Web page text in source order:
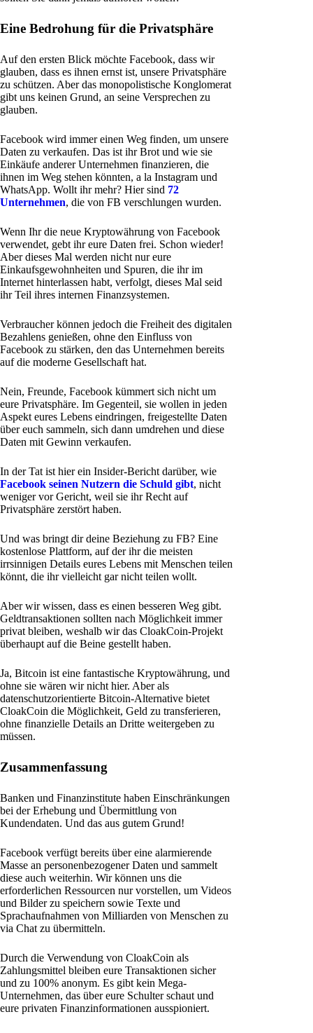
Eine Bedrohung für die Privatsphäre
Auf den ersten Blick möchte Facebook, dass wir
glauben, dass es ihnen ernst ist, unsere Privatsphäre
zu schützen. Aber das monopolistische Konglomerat
gibt uns keinen Grund, an seine Versprechen zu
glauben.
Facebook wird immer einen Weg finden, um unsere
Daten zu verkaufen. Das ist ihr Brot und wie sie
Einkäufe anderer Unternehmen finanzieren, die
ihnen im Weg stehen könnten, a la Instagram und
WhatsApp. Wollt ihr mehr? Hier sind 72
Unternehmen, die von FB verschlungen wurden.
Wenn Ihr die neue Kryptowährung von Facebook
verwendet, gebt ihr eure Daten frei. Schon wieder!
Aber dieses Mal werden nicht nur eure
Einkaufsgewohnheiten und Spuren, die ihr im
Internet hinterlassen habt, verfolgt, dieses Mal seid
ihr Teil ihres internen Finanzsystemen.
Verbraucher können jedoch die Freiheit des digitalen
Bezahlens genießen, ohne den Einfluss von
Facebook zu stärken, den das Unternehmen bereits
auf die moderne Gesellschaft hat.
Nein, Freunde, Facebook kümmert sich nicht um
eure Privatsphäre. Im Gegenteil, sie wollen in jeden
Aspekt eures Lebens eindringen, freigestellte Daten
über euch sammeln, sich dann umdrehen und diese
Daten mit Gewinn verkaufen.
In der Tat ist hier ein Insider-Bericht darüber, wie
Facebook seinen Nutzern die Schuld gibt, nicht
weniger vor Gericht, weil sie ihr Recht auf
Privatsphäre zerstört haben.
Und was bringt dir deine Beziehung zu FB? Eine
kostenlose Plattform, auf der ihr die meisten
irrsinnigen Details eures Lebens mit Menschen teilen
könnt, die ihr vielleicht gar nicht teilen wollt.
Aber wir wissen, dass es einen besseren Weg gibt.
Geldtransaktionen sollten nach Möglichkeit immer
privat bleiben, weshalb wir das CloakCoin-Projekt
überhaupt auf die Beine gestellt haben.
Ja, Bitcoin ist eine fantastische Kryptowährung, und
ohne sie wären wir nicht hier. Aber als
datenschutzorientierte Bitcoin-Alternative bietet
CloakCoin die Möglichkeit, Geld zu transferieren,
ohne finanzielle Details an Dritte weitergeben zu
müssen.
Zusammenfassung
Banken und Finanzinstitute haben Einschränkungen
bei der Erhebung und Übermittlung von
Kundendaten. Und das aus gutem Grund!
Facebook verfügt bereits über eine alarmierende
Masse an personenbezogener Daten und sammelt
diese auch weiterhin. Wir können uns die
erforderlichen Ressourcen nur vorstellen, um Videos
und Bilder zu speichern sowie Texte und
Sprachaufnahmen von Milliarden von Menschen zu
via Chat zu übermitteln.
Durch die Verwendung von CloakCoin als
Zahlungsmittel bleiben eure Transaktionen sicher
und zu 100% anonym. Es gibt kein Mega-
Unternehmen, das über eure Schulter schaut und
eure privaten Finanzinformationen ausspioniert.